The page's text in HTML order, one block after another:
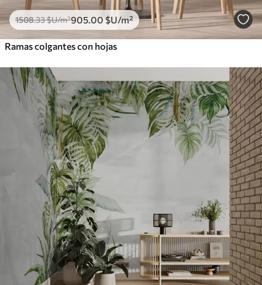
1508.33$U/m²905 .00$U/m²
Ramas colgantes con hojas